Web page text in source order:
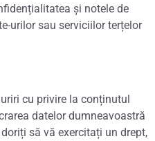
și notele de
urilor sau serviciilor terțelor
cu privire la conținutul
datelor dumneavoastră
să vă exercitați un drept,